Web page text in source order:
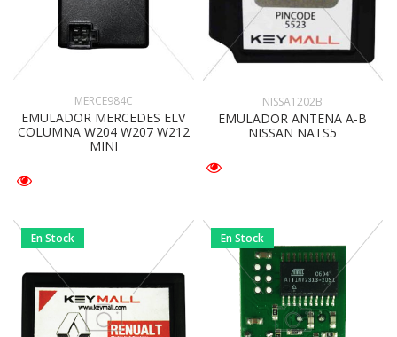
MERCE984C
EMULADOR MERCEDES ELV
COLUMNA W204 W207 W212
MINI
NISSA1202B
EMULADOR ANTENA A-B
NISSAN NATS5
En Stock En Stock